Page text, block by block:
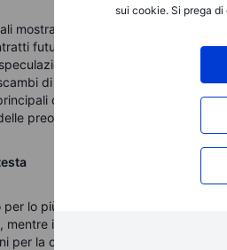
sui cookie. Si prega
mostra una netta distinzione tra il
futures sul London Metal
secondo cui Trump
di rame HG premium rispetto a
contributo dei metalli
preoccupazioni per la crescita
lo più una storia sulla forza del
mentre il greggio e i prodotti
per la crescita economica che